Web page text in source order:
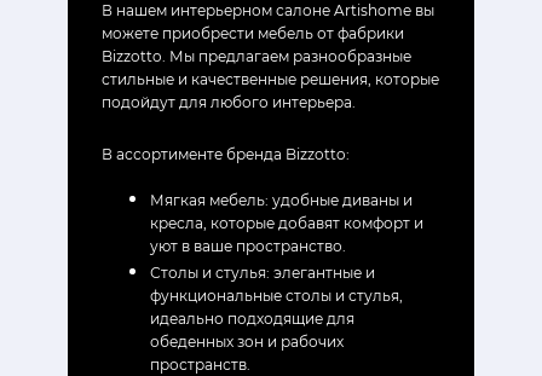
В нашем интерьерном салоне Artishome вы
можете приобрести мебель от фабрики
Bizzotto. Мы предлагаем разнообразные
стильные и качественные решения, которые
подойдут для любого интерьера.
В ассортименте бренда Bizzotto:
Мягкая мебель: удобные диваны и
кресла, которые добавят комфорт и
уют в ваше пространство.
Столы и стулья: элегантные и
функциональные столы и стулья,
идеально подходящие для
обеденных зон и рабочих
пространств.